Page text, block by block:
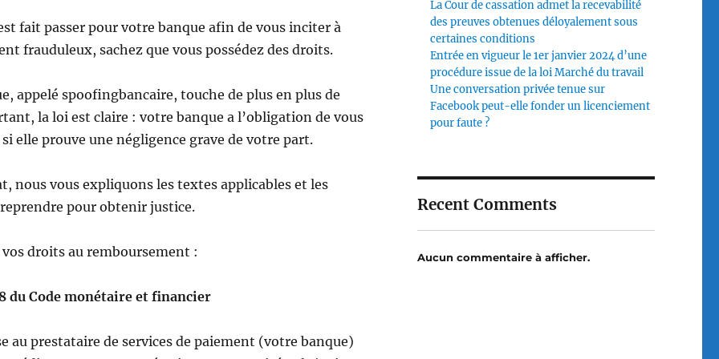
fait passer pour votre banque afin de vous inciter à
frauduleux, sachez que vous possédez des droits.
appelé spoofingbancaire, touche de plus en plus de
la loi est claire : votre banque a l’obligation de vous
elle prouve une négligence grave de votre part.
nous vous expliquons les textes applicables et les
pour obtenir justice.
droits au remboursement :
du Code monétaire et financier
au prestataire de services de paiement (votre banque)
La Cour de cassation admet la recevabilité
des preuves obtenues déloyalement sous
certaines conditions
Entrée en vigueur le 1er janvier 2024 d’une
procédure issue de la loi Marché du travail
Une conversation privée tenue sur
Facebook peut-elle fonder un licenciement
pour faute ?
Recent Comments
Aucun commentaire à afficher.